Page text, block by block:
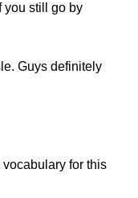
you still go by
Guys definitely
vocabulary for this